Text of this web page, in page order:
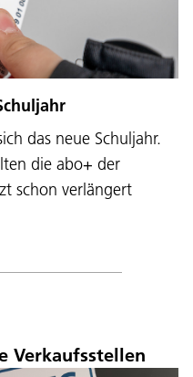
das neue Schuljahr.
die abo+ der
schon verlängert
Verkaufsstellen